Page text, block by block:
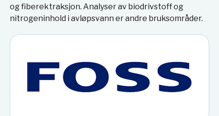
og fiberektraksjon. Analyser av biodrivstoff og
nitrogeninhold i avløpsvann er andre bruksområder.